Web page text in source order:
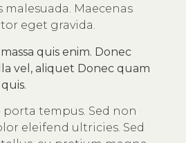
Maecenas
eget gravida.
quis enim. Donec
vel, aliquet Donec quam
tempus. Sed non
eleifend ultricies. Sed